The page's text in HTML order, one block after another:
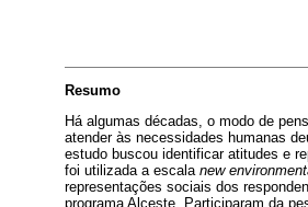
Resumo
Há algumas décadas, o modo de
atender às necessidades humanas
estudo buscou identificar atitudes e
foi utilizada a escala new
representações sociais dos
programa Alceste. Participaram da